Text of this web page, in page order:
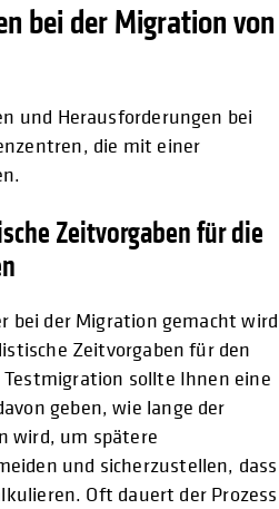
bei der Migration von
und Herausforderungen bei
die mit einer
Zeitvorgaben für die
bei der Migration gemacht
Zeitvorgaben für den
Testmigration sollte Ihnen eine
geben, wie lange der
wird, um spätere
und sicherzustellen, dass
Oft dauert der Prozess